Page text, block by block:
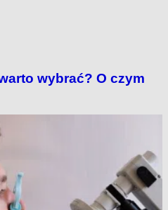
wybrać? O czym